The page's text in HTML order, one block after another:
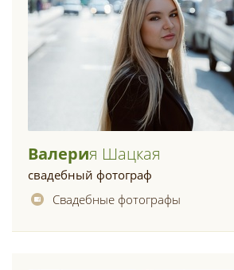
ВалериЯ Шацкая
свадебный фотограф
Свадебные фотографы